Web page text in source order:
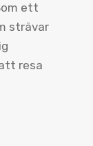
ett
strävar
resa